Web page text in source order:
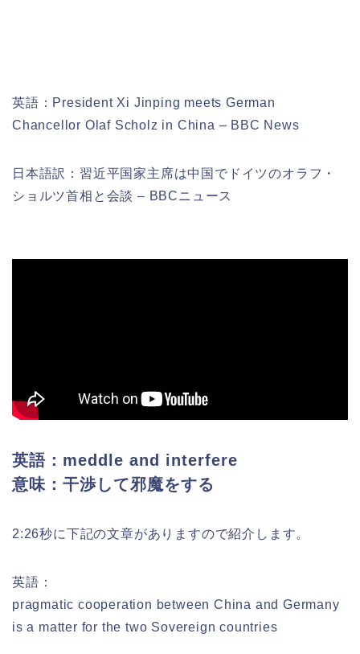
英語：President Xi Jinping meets German
Chancellor Olaf Scholz in China – BBC News
日本語訳：習近平国家主席は中国でドイツのオラフ・
ショルツ首相と会談 – BBCニュース
英語：meddle and interfere
意味：干渉して邪魔をする
2:26秒に下記の文章がありますので紹介します。
英語：
pragmatic cooperation between China and Germany
is a matter for the two Sovereign countries